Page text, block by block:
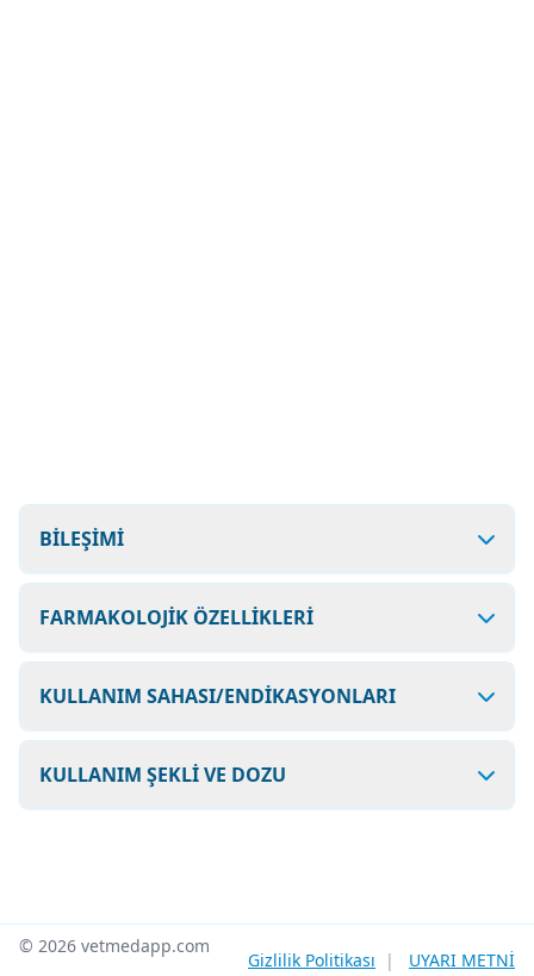
BİLEŞİMİ
FARMAKOLOJİK ÖZELLİKLERİ
KULLANIM SAHASI/ENDİKASYONLARI
KULLANIM ŞEKLİ VE DOZU
© 2026 vetmedapp.com
Gizlilik Politikası | UYARI METNİ